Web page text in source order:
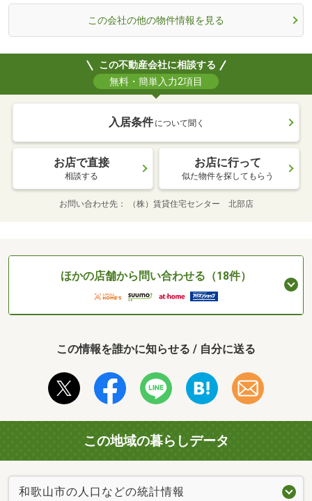
この会社の他の物件情報を見る
この不動産会社に相談する
無料・簡単入力2項目
入居条件 について聞く
お店で直接
相談する
お店に行って
似た物件を探してもらう
お問い合わせ先 （株）賃貸住宅センター 北部店
ほかの店舗から問い合わせる（18件）
この情報を誰かに知らせる / 自分に送る
この地域の暮らしデータ
和歌山市の人口などの統計情報